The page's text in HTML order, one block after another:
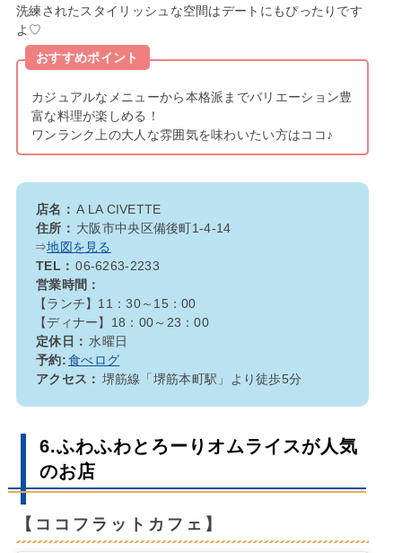
洗練されたスタイリッシュな空間はデートにもぴったりです
よ♡
おすすめポイント
カジュアルなメニューから本格派までバリエーション豊
富な料理が楽しめる！
ワンランク上の大人な雰囲気を味わいたい方はココ♪
店名： A LA CIVETTE
住所： 大阪市中央区備後町1-4-14
⇒地図を見る
TEL： 06-6263-2233
営業時間：
【ランチ】11：30～15：00
【ディナー】18：00～23：00
定休日： 水曜日
予約:食べログ
アクセス： 堺筋線「堺筋本町駅」より徒歩5分
6.ふわふわとろーりオムライスが人気
のお店
【ココフラットカフェ】